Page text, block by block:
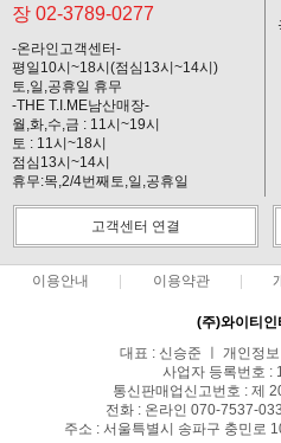
장 02-3789-0277
-온라인고객센터-
평일10시~18시(점심13시~14시)
토,일,공휴일 휴무
-THE T.I.ME남산매장-
월,화,수,금 : 11시~19시
토 : 11시~18시
점심13시~14시
휴무:목,2/4번째토,일,공휴일
고객센터 연결
이용안내 이용약관
(주)와이티인
대표 : 신승준 ㅣ 개인정
사업자 등록번호 :
통신판매업신고번호 : 제
전화 : 온라인 070-7537-
주소 : 서울특별시 송파구 충민로